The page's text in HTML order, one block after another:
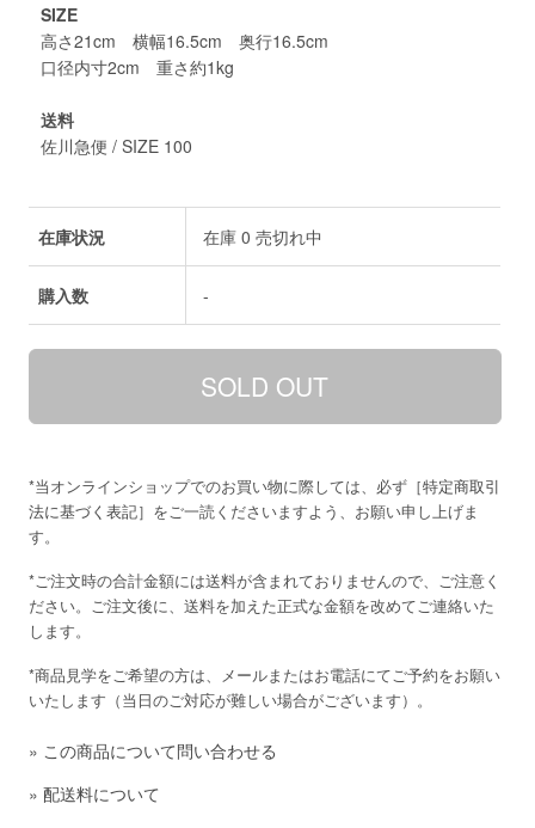
SIZE
高さ21cm 横幅16.5cm 奥行16.5cm
口径内寸2cm 重さ約1kg
送料
佐川急便 / SIZE 100
在庫状況 在庫 0 売切れ中
購入数 -
*当オンラインショップでのお買い物に際しては、必ず［特定商取引
法に基づく表記］をご一読くださいますよう、お願い申し上げま
す。
*ご注文時の合計金額には送料が含まれておりませんので、ご注意く
ださい。ご注文後に、送料を加えた正式な金額を改めてご連絡いた
します。
*商品見学をご希望の方は、メールまたはお電話にてご予約をお願い
いたします（当日のご対応が難しい場合がございます）。
» この商品について問い合わせる
»配送料について